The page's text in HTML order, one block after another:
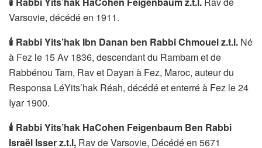
Varsovie, décédé en 1911.
🕯 Rabbi Yits’hak Ibn Danan ben Rabbi Chmouelz.t.l. Né
à Fez le 15 Av 1836, descendant du Rambam et de
Rabbénou Tam, Rav et Dayan à Fez, Maroc, auteur du
Responsa LéYits’hak Réah, décédé et enterré à Fez le 24
Iyar 1900.
🕯 RabbiYits’hak HaCohen Feigenbaum Ben Rabbi
Israël Isser z.t.l, Rav de Varsovie, Décédé en 5671